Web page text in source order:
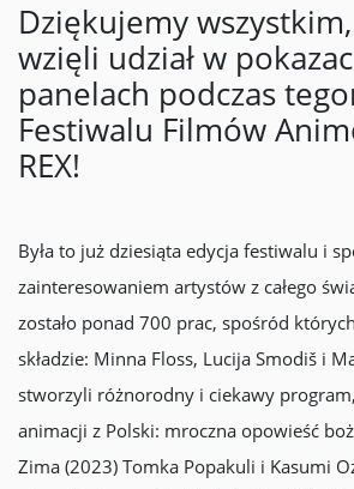
Dziękujemy
wzięli udział w
panelach podczas
Festiwalu Filmów
REX!
Była to już dziesiąta edycja festiwalu i
zainteresowaniem artystów z całego
zostało ponad 700 prac, spośród
składzie: Minna Floss, Lucija Smodiš i
stworzyli różnorodny i ciekawy
animacji z Polski: mroczna opowieść
Zima (2023) Tomka Popakuli i Kasumi